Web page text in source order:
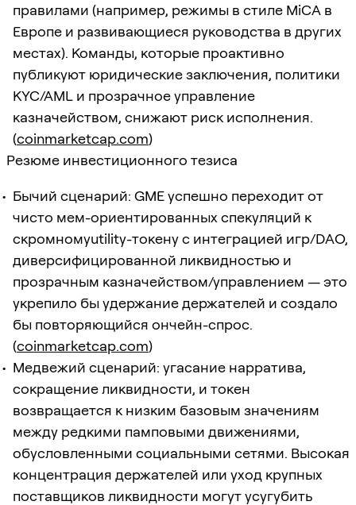
правилами (например, режимы в стиле MiCA в
Европе и развивающиеся руководства в других
местах). Команды, которые проактивно
публикуют юридические заключения, политики
KYC/AML и прозрачное управление
казначейством, снижают риск исполнения.
(coinmarketcap.com)
Резюме инвестиционного тезиса
Бычий сценарий: GME успешно переходит от
чисто мем-ориентированных спекуляций к
скромномуutility-токену с интеграцией игр/DAO,
диверсифицированной ликвидностью и
прозрачным казначейством/управлением — это
укрепило бы удержание держателей и создало
бы повторяющийся ончейн-спрос.
(coinmarketcap.com)
Медвежий сценарий: угасание нарратива,
сокращение ликвидности, и токен
возвращается к низким базовым значениям
между редкими памповыми движениями,
обусловленными социальными сетями. Высокая
концентрация держателей или уход крупных
поставщиков ликвидности могут усугубить